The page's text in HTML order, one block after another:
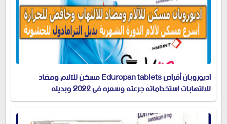
اديوروبان أقراص Eduropan tablets مسكن للآلام ومضاد
للالتهابات استخداماته جرعته وسعره في 2022 وبديله